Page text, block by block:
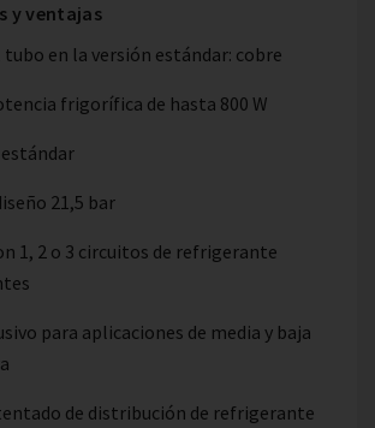
y ventajas
en la versión estándar: cobre
frigorífica de hasta 800 W
21,5 bar
1, 2 o 3 circuitos de refrigerante
para aplicaciones de media y baja
de distribución de refrigerante